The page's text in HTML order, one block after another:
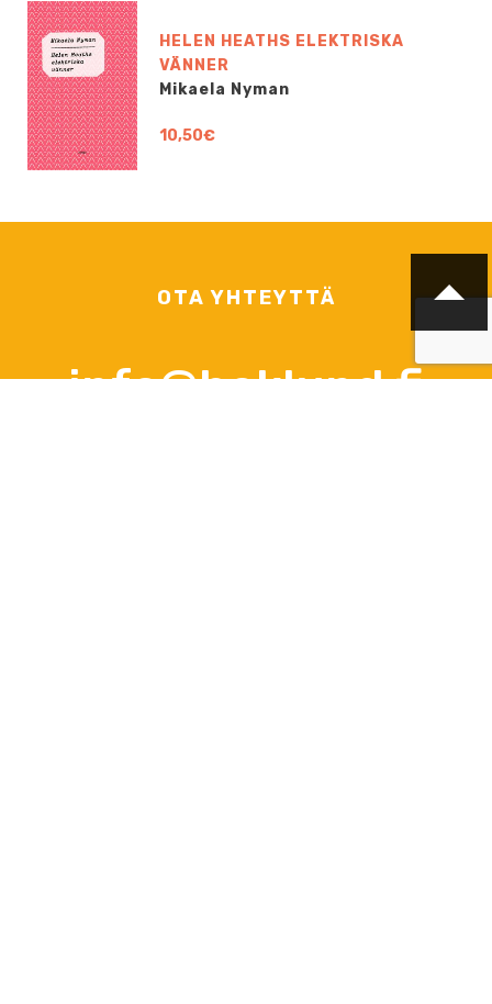
HELEN HEATHS ELEKTRISKA
VÄNNER
Mikaela Nyman
10,50€
OTA YHTEYTTÄ
info@boklund.fi